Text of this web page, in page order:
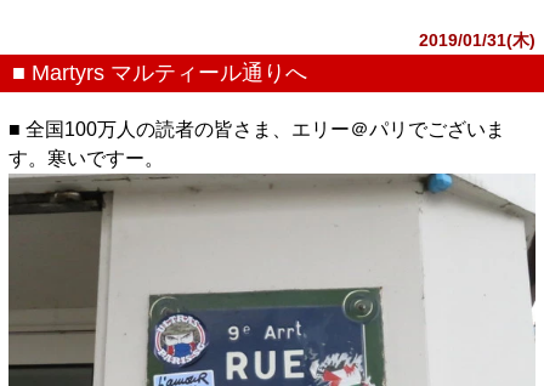
2019/01/31(木)
■ Martyrs マルティール通りへ
■ 全国100万人の読者の皆さま、エリー＠パリでございま
す。寒いですー。